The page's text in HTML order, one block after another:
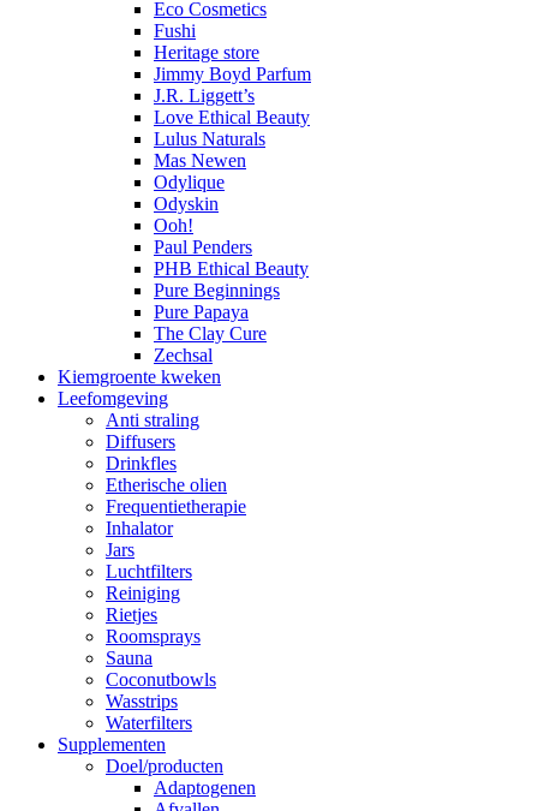
Eco Cosmetics
Fushi
Heritage store
Jimmy Boyd Parfum
J.R. Liggett’s
Love Ethical Beauty
Lulus Naturals
Mas Newen
Odylique
Odyskin
Ooh!
Paul Penders
PHB Ethical Beauty
Pure Beginnings
Pure Papaya
The Clay Cure
Zechsal
Kiemgroente kweken
Leefomgeving
Anti straling
Diffusers
Drinkfles
Etherische olien
Frequentietherapie
Inhalator
Jars
Luchtfilters
Reiniging
Rietjes
Roomsprays
Sauna
Coconutbowls
Wasstrips
Waterfilters
Supplementen
Doel/producten
Adaptogenen